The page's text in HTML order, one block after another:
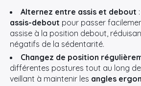
Alternez entre assis et debout
assis-debout pour passer
assise à la position debout,
négatifs de la sédentarité.
Changez de position
différentes postures tout au long
veillant à maintenir les angles